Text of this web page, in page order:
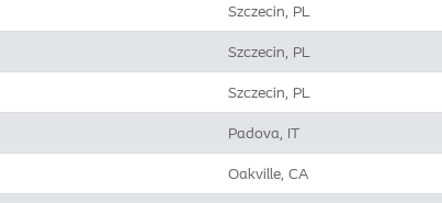
Szczecin, PL
Szczecin, PL
Szczecin, PL
Padova, IT
Oakville, CA